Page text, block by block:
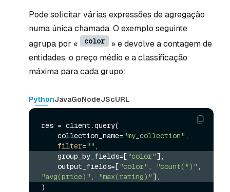
Pode solicitar várias expressões de agregação
numa única chamada. O exemplo seguinte
agrupa por «
color
» e devolve a contagem de
entidades, o preço médio e a classificação
máxima para cada grupo:
PythonJavaGoNodeJScURL
res = client.query(
    collection_name=
"my_collection" ,
filter=""
    group_by_fields=[
"color"],
    output_fields=[
"color" , "count(*)"
"avg(price)" , "max(rating)"],
)